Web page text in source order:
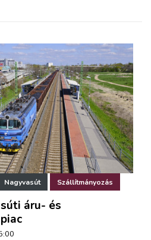
Nagyvasút Szállítmányozás
áru- és